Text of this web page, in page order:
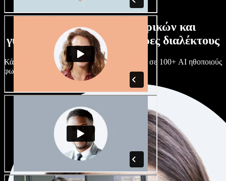
Τεράστια συλλογή ανδρικών και
γυναικείων φωνών με άπειρες διαλέκτους
Κάθε έργο είναι μοναδικό. Διάλεξε ανάμεσα σε 100+ AI ηθοποιούς
φωνής & διαλέκτους και κάν’ τους όπως θες.